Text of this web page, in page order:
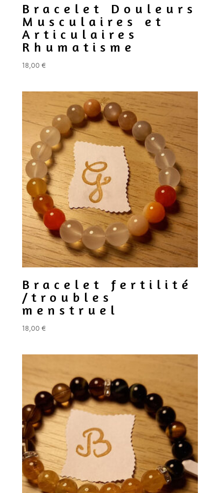
Bracelet Douleurs
Musculaires et
Articulaires
Rhumatisme
18,00 €
Bracelet fertilité
/troubles
menstruel
18,00 €